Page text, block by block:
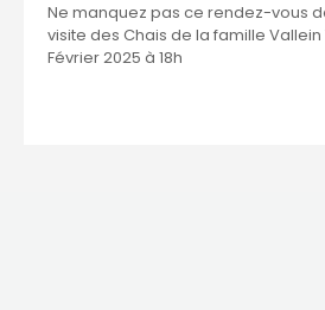
Ne manquez pas ce rendez-vous
visite des Chais de la famille Vallein
Février 2025 à 18h